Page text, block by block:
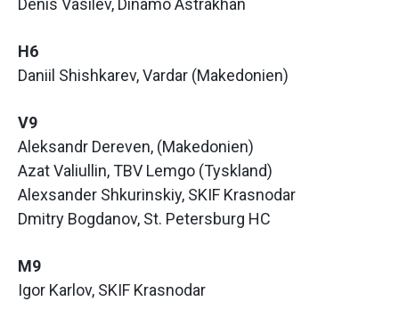
Denis Vasilev, Dinamo Astrakhan
H6
Daniil Shishkarev, Vardar (Makedonien)
V9
Aleksandr Dereven, (Makedonien)
Azat Valiullin, TBV Lemgo (Tyskland)
Alexsander Shkurinskiy, SKIF Krasnodar
Dmitry Bogdanov, St. Petersburg HC
M9
Igor Karlov, SKIF Krasnodar